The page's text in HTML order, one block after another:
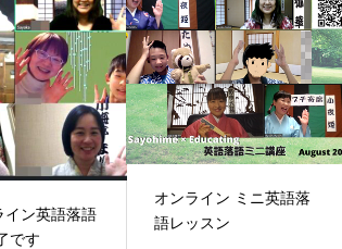
イン英語落語
です
オンライン ミニ英語落
語レッスン